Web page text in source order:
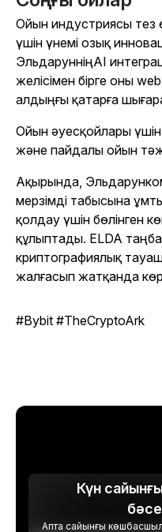
Ойын индустриясы тез
үшін үнемі озық
ЭльдарунніңAI
желісімен бірге оны
алдыңғы қатарға
Ойын әуесқойлары үшін
және пайдалы ойын
Ақырында, Эльдарун
мерзімді табысына
қолдау үшін бөлінген
құлыптады. ELDA
криптографиялық
жалғасып жатқанда
#Bybit #TheCryptoArk
Күн
Апта сайынғы